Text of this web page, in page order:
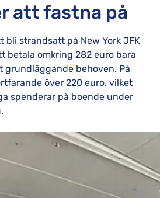
att fastna på
bli strandsatt på New York JFK
betala omkring 282 euro bara
grundläggande behoven. På
över 220 euro, vilket
spenderar på boende under